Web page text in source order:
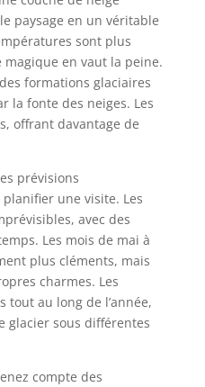
paysage en un véritable
sont plus
magique en vaut la peine.
formations glaciaires
la fonte des neiges. Les
offrant davantage de
prévisions
une visite. Les
avec des
Les mois de mai à
plus cléments, mais
charmes. Les
tout au long de l’année,
glacier sous différentes
compte des